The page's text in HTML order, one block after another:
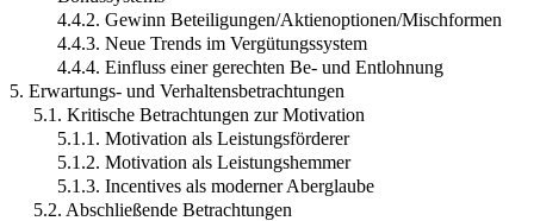
4.4.2. Gewinn Beteiligungen/Aktienoptionen/Mischformen
4.4.3. Neue Trends im Vergütungssystem
4.4.4. Einfluss einer gerechten Be- und Entlohnung
5. Erwartungs- und Verhaltensbetrachtungen
5.1. Kritische Betrachtungen zur Motivation
5.1.1. Motivation als Leistungsförderer
5.1.2. Motivation als Leistungshemmer
5.1.3. Incentives als moderner Aberglaube
5.2. Abschließende Betrachtungen